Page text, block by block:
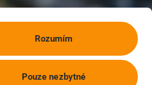
Rozumím
Pouze nezbytné